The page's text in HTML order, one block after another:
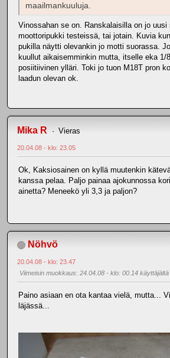
maailmankuuluja.
Vinossahan se on. Ranskalaisilla on jo uusi
moottoripukki testeissä, tai jotain. Kuvia
pukilla näytti olevankin jo motti suorassa.
kuullut aikaisemminkin mutta, itselle eka 1/
posiitiivinen ylläri. Toki jo tuon M18T pron
laadun olevan ok.
Mika R Vieras
20.04.08 - klo: 23.05
Ok, Kaksiosainen on kyllä muutenkin
kanssa pelaa. Paljo painaa ajokunnossa
ainetta? Meneekö yli 3,3 ja paljon?
Nöhvö
20.04.08 - klo: 23.47
Viimeisin muokkaus: 24.04.08 - klo: 00.14
Paino asiaan en ota kantaa vielä, mutta...
läjässä...